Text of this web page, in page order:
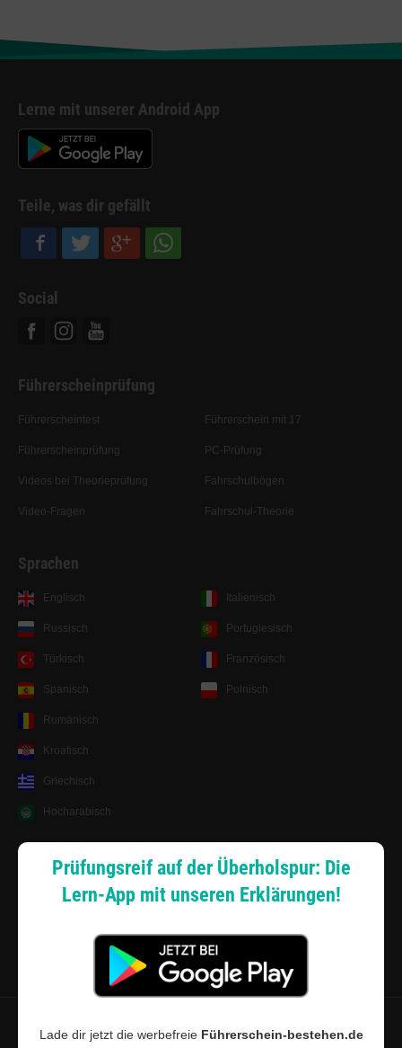
Prüfungsreif auf der Überholspur: Die
Lern-App mit unseren Erklärungen!
Lade dir jetzt die werbefreie Führerschein-bestehen.de
Lerne mit unserer Android App
Teile, was dir gefällt
Social
Führerscheinprüfung
Führerscheintest
Führerscheinprüfung
Videos bei Theorieprüfung
Video-Fragen
Führerschein mit 17
PC-Prüfung
Fahrschulbögen
Fahrschul-Theorie
Sprachen
Englisch
Russisch
Türkisch
Spanisch
Italienisch
Portugiesisch
Französisch
Polnisch
Rumänisch
Kroatisch
Griechisch
Hocharabisch
Lernsystem
Android App